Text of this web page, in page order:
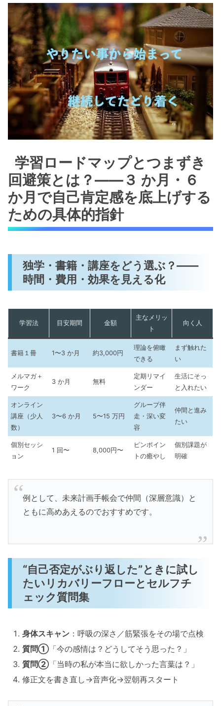
学習ロードマップとつまずき
回避策とは？――３ か月・６
か月で自己肯定感を底上げする
ための具体的指針
独学・書籍・講座をどう選ぶ？――
時間・費用・効果を見える化
学習法 目安期間 金額
主なメリッ
ト
向く人
書籍１冊 1〜3 か月 約3,000円
理論を俯瞰
できる
まず触れた
い
メルマガ＋
ワーク
3 か月 無料
定期リマイ
ンダー
生活にそっ
と入れたい
オンライン
講座（少人
数）
3〜6 か月 5〜15 万円
グループ伴
走・深い変
容
仲間と進み
たい
個別セッシ
ョン
1 回〜 8,000円〜
ピンポイン
トの癒やし
個別課題が
明確
例として、未来計画手帳会で仲間（深層意識）と
ともに高めあえるのでおすすめです。
“自己否定がぶり返した”ときに試し
たいリカバリーフローとセルフチ
ェック質問集
身体スキャン ：呼吸の深さ／筋緊張をその場で点検
質問① 「今の感情は？どうしてそう思った？」
質問② 「当時の私が本当に欲しかった言葉は？」
修正文を書き直し→音声化→翌朝再スタート